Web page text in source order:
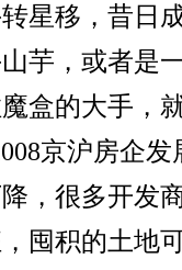
移，昔日成
芋，或者是
盒的大手，
京沪房企发
，很多开发
囤积的土地